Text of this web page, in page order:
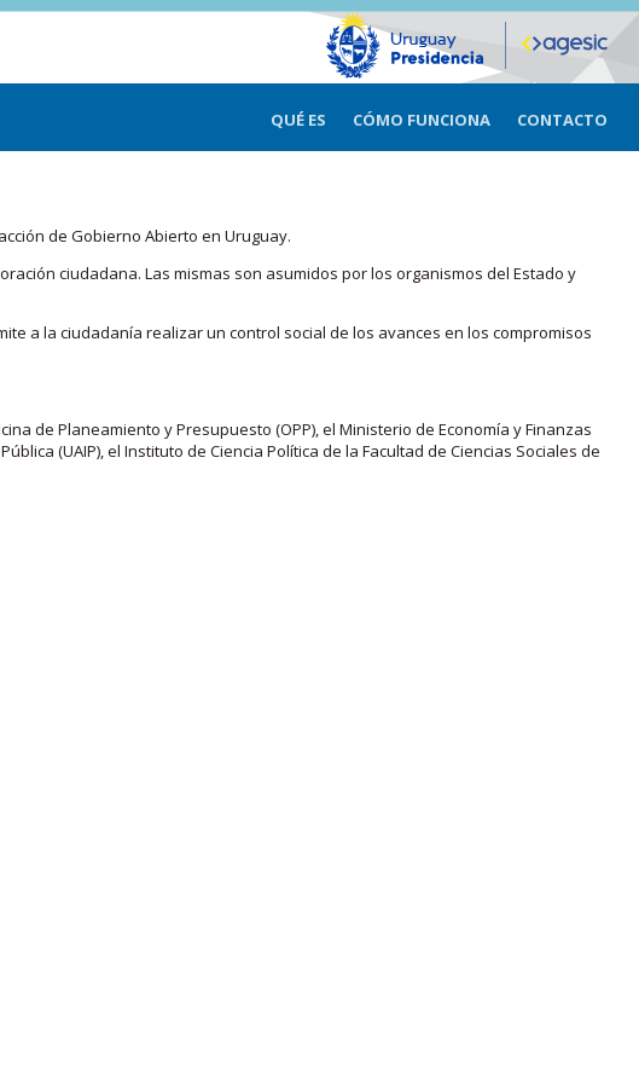
QUÉ ES CÓMO FUNCIONA CONTACTO
de Gobierno Abierto en Uruguay.
ciudadana. Las mismas son asumidos por los organismos del Estado y
a la ciudadanía realizar un control social de los avances en los compromisos
de Planeamiento y Presupuesto (OPP), el Ministerio de Economía y Finanzas
(UAIP), el Instituto de Ciencia Política de la Facultad de Ciencias Sociales de